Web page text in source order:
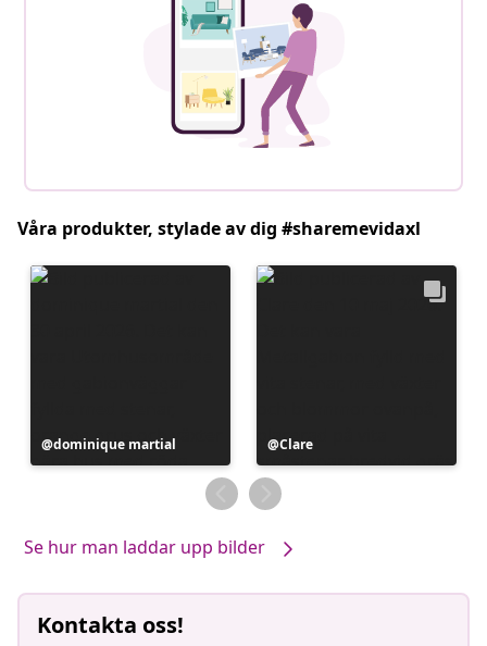
Våra produkter, stylade av dig #sharemevidaxl
Inlägg
publicerat
dominique martial
Inlägg
publicerat
av
Clare
Se hur man laddar upp bilder
Kontakta oss!